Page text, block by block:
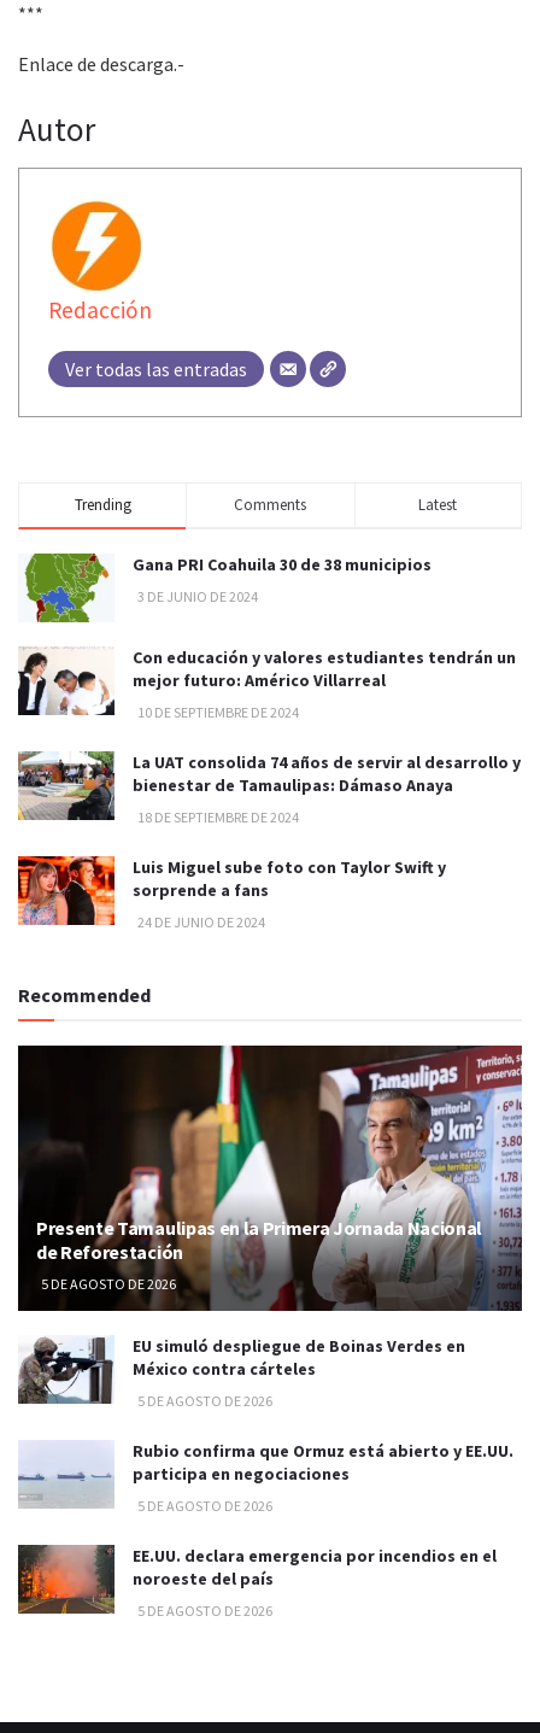
***
Enlace de descarga.-
Autor
Redacción
Ver todas las entradas
Trending Comments Latest
Gana PRI Coahuila 30 de 38 municipios
3 DE JUNIO DE 2024
Con educación y valores estudiantes tendrán un
mejor futuro: Américo Villarreal
10 DE SEPTIEMBRE DE 2024
La UAT consolida 74 años de servir al desarrollo y
bienestar de Tamaulipas: Dámaso Anaya
18 DE SEPTIEMBRE DE 2024
Luis Miguel sube foto con Taylor Swift y
sorprende a fans
24 DE JUNIO DE 2024
Recommended
Presente Tamaulipas en la Primera Jornada Nacional
de Reforestación
5 DE AGOSTO DE 2026
EU simuló despliegue de Boinas Verdes en
México contra cárteles
5 DE AGOSTO DE 2026
Rubio confirma que Ormuz está abierto y EE.UU.
participa en negociaciones
5 DE AGOSTO DE 2026
EE.UU. declara emergencia por incendios en el
noroeste del país
5 DE AGOSTO DE 2026